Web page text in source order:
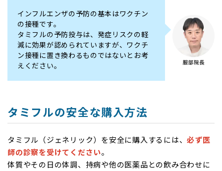
インフルエンザの予防の基本はワクチン
の接種です。
タミフルの予防投与は、発症リスクの軽
減に効果が認められていますが、ワクチ
ン接種に置き換わるものではないとお考
えください。
タミフルの安全な購入方法
タミフル（ジェネリック）を安全に購入するには、必ず医
師の診察を受けてください。
体質やその日の体調、持病や他の医薬品との飲み合わせに